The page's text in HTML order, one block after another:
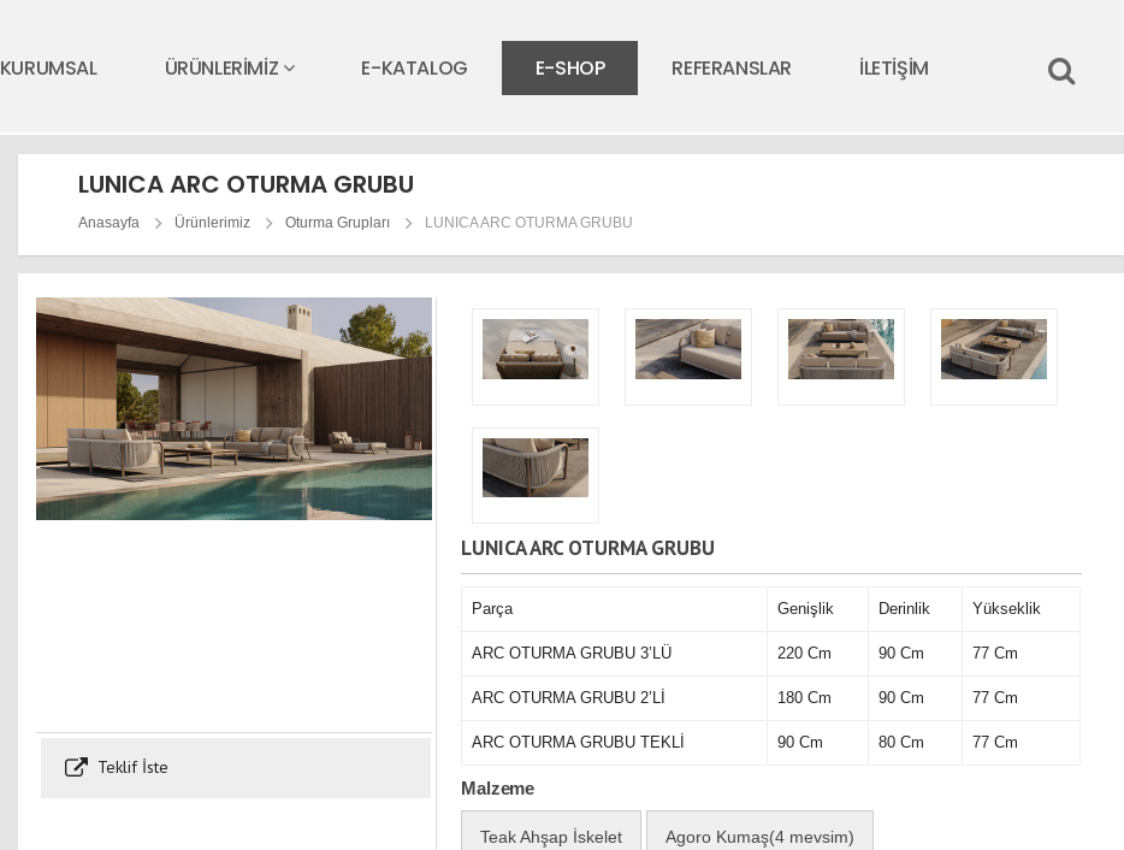
KURUMSAL ÜRÜNLERİMİZ E-KATALOG E-SHOP REFERANSLAR İLETİŞİM
LUNICA ARC OTURMA GRUBU
Anasayfa Ürünlerimiz Oturma Grupları LUNICA ARC OTURMA GRUBU
Teklif İste
LUNICA ARC OTURMA GRUBU
Parça Genişlik Derinlik Yükseklik
ARC OTURMA GRUBU 3’LÜ 220 Cm 90 Cm 77 Cm
ARC OTURMA GRUBU 2’Lİ 180 Cm 90 Cm 77 Cm
ARC OTURMA GRUBU TEKLİ 90 Cm 80 Cm 77 Cm
Malzeme
Teak Ahşap İskelet Agoro Kumaş(4 mevsim)